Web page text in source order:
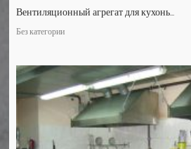
Вентиляционный агрегат для кухонь...
Без категории